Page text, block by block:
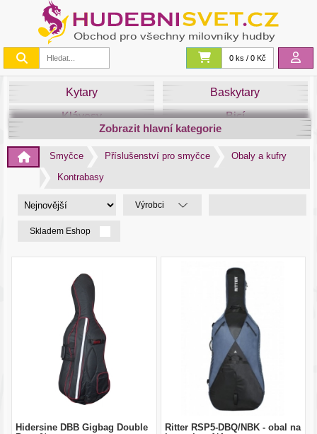
0 ks / 0 Kč
Kytary
Baskytary
Klávesy
Bicí
Smyčce
Dechy
Světla
Zobrazit hlavní kategorie
Smyčce Příslušenství pro smyčce
Obaly a kufry
Kontrabasy
Výrobci
Skladem Eshop
Hidersine DBB Gigbag Double
Ritter RSP5-DBQ/NBK - obal na